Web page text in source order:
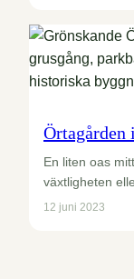
Örtagården
En liten oas
växtligheten
12 juni 2023